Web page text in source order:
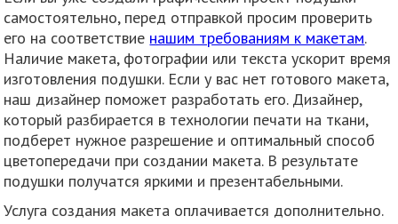
самостоятельно, перед отправкой просим проверить
его на соответствие нашим требованиям к макетам.
Наличие макета, фотографии или текста ускорит время
изготовления подушки. Если у вас нет готового макета,
наш дизайнер поможет разработать его. Дизайнер,
который разбирается в технологии печати на ткани,
подберет нужное разрешение и оптимальный способ
цветопередачи при создании макета. В результате
подушки получатся яркими и презентабельными.
Услуга создания макета оплачивается дополнительно.